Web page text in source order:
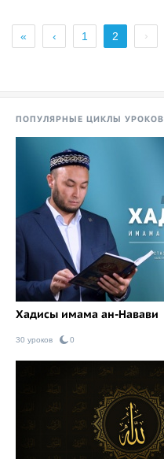
« ‹ 1 2 ›
ПОПУЛЯРНЫЕ ЦИКЛЫ УРОКОВ
Хадисы имама ан-Навави
30 уроков 0